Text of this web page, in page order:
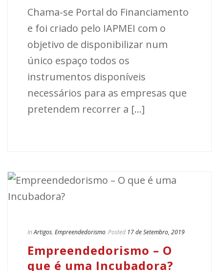
Chama-se Portal do Financiamento
e foi criado pelo IAPMEI com o
objetivo de disponibilizar num
único espaço todos os
instrumentos disponíveis
necessários para as empresas que
pretendem recorrer a [...]
In Artigos, Empreendedorismo Posted 17 de Setembro, 2019
Empreendedorismo – O
que é uma Incubadora?